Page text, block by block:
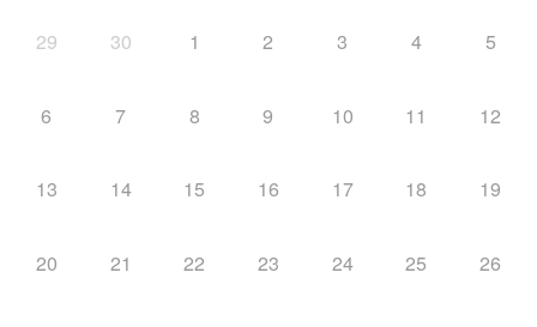
29 30 1 2 3 4 5
6 7 8 9 10 11 12
13 14 15 16 17 18 19
20 21 22 23 24 25 26